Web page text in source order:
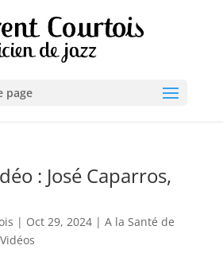
page
: José Caparros,
| Oct 29, 2024| A la Santé de
Vidéos